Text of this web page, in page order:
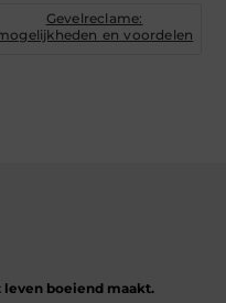
Gevelreclame:
en voordelen
boeiend maakt.